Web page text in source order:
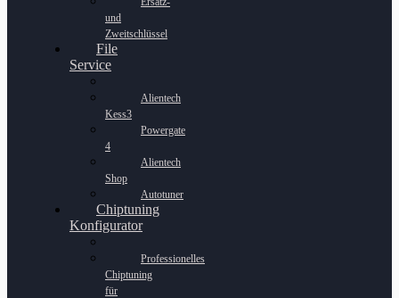
und
Zweitschlüssel
File
Service
Alientech
Kess3
Powergate
4
Alientech
Shop
Autotuner
Chiptuning
Konfigurator
Professionelles
Chiptuning
für